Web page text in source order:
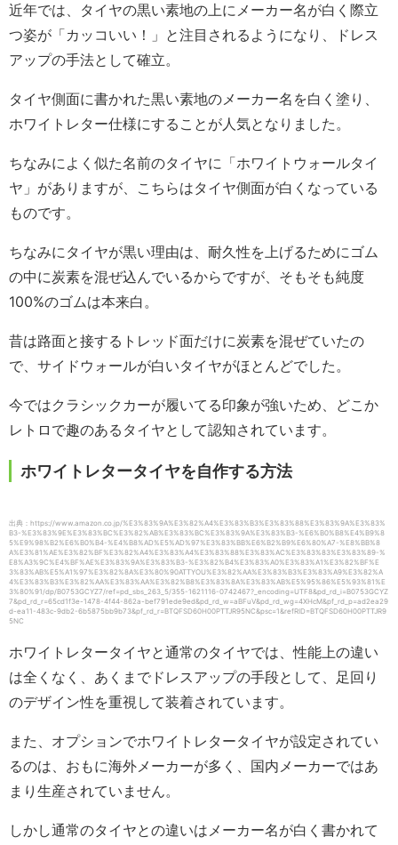
近年では、タイヤの黒い素地の上にメーカー名が白く際立
つ姿が「カッコいい！」と注目されるようになり、ドレス
アップの手法として確立。
タイヤ側面に書かれた黒い素地のメーカー名を白く塗り、
ホワイトレター仕様にすることが人気となりました。
ちなみによく似た名前のタイヤに「ホワイトウォールタイ
ヤ」がありますが、こちらはタイヤ側面が白くなっている
ものです。
ちなみにタイヤが黒い理由は、耐久性を上げるためにゴム
の中に炭素を混ぜ込んでいるからですが、そもそも純度
100%のゴムは本来白。
昔は路面と接するトレッド面だけに炭素を混ぜていたの
で、サイドウォールが白いタイヤがほとんどでした。
今ではクラシックカーが履いてる印象が強いため、どこか
レトロで趣のあるタイヤとして認知されています。
ホワイトレタータイヤを自作する方法
出典：https://www.amazon.co.jp/%E3%83%9A%E3%82%A4%E3%83%B3%E3%83%88%E3%83%9A%E3%83%
B3-%E3%83%9E%E3%83%BC%E3%82%AB%E3%83%BC%E3%83%9A%E3%83%B3-%E6%B0%B8%E4%B9%8
5%E9%98%B2%E6%B0%B4-%E4%B8%AD%E5%AD%97%E3%83%BB%E6%B2%B9%E6%80%A7-%E8%BB%8
A%E3%81%AE%E3%82%BF%E3%82%A4%E3%83%A4%E3%83%88%E3%83%AC%E3%83%83%E3%83%89-%
E8%A3%9C%E4%BF%AE%E3%83%9A%E3%83%B3-%E3%82%B4%E3%83%A0%E3%83%A1%E3%82%BF%E
3%83%AB%E5%A1%97%E3%82%8A%E3%80%90ATTYOU%E3%82%AA%E3%83%B3%E3%83%A9%E3%82%A
4%E3%83%B3%E3%82%AA%E3%83%AA%E3%82%B8%E3%83%8A%E3%83%AB%E5%95%86%E5%93%81%E
3%80%91/dp/B0753GCYZ7/ref=pd_sbs_263_5/355-1621116-0742467?_encoding=UTF8&pd_rd_i=B0753GCYZ
7&pd_rd_r=65cd1f3e-1478-4f44-862a-bef791ede9ed&pd_rd_w=aBFuV&pd_rd_wg=4XHcM&pf_rd_p=ad2ea29
d-ea11-483c-9db2-6b5875bb9b73&pf_rd_r=BTQFSD60H00PTTJR95NC&psc=1&refRID=BTQFSD60H00PTTJR9
5NC
ホワイトレタータイヤと通常のタイヤでは、性能上の違い
は全くなく、あくまでドレスアップの手段として、足回り
のデザイン性を重視して装着されています。
また、オプションでホワイトレタータイヤが設定されてい
るのは、おもに海外メーカーが多く、国内メーカーではあ
まり生産されていません。
しかし通常のタイヤとの違いはメーカー名が白く書かれて